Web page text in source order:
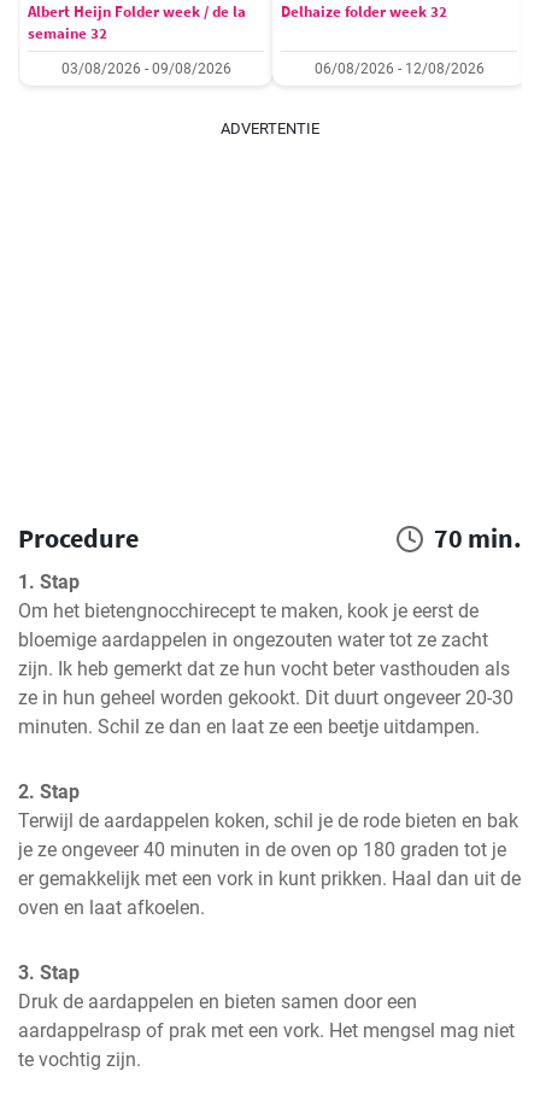
Albert Heijn Folder week / de la
semaine 32
03/08/2026 - 09/08/2026
Delhaize folder week 32
06/08/2026 - 12/08/2026
ADVERTENTIE
Procedure 70 min.
1. Stap
Om het bietengnocchirecept te maken, kook je eerst de
bloemige aardappelen in ongezouten water tot ze zacht
zijn. Ik heb gemerkt dat ze hun vocht beter vasthouden als
ze in hun geheel worden gekookt. Dit duurt ongeveer 20-30
minuten. Schil ze dan en laat ze een beetje uitdampen.
2. Stap
Terwijl de aardappelen koken, schil je de rode bieten en bak
je ze ongeveer 40 minuten in de oven op 180 graden tot je
er gemakkelijk met een vork in kunt prikken. Haal dan uit de
oven en laat afkoelen.
3. Stap
Druk de aardappelen en bieten samen door een
aardappelrasp of prak met een vork. Het mengsel mag niet
te vochtig zijn.